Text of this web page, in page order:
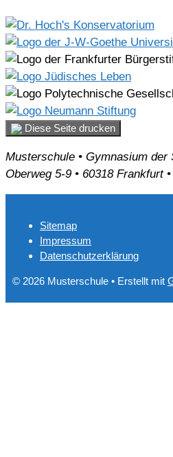
Diese Seite drucken
Musterschule • Gymnasium der
Oberweg 5-9 • 60318 Frankfurt
Sitemap
Impressum
Datenschutzerklärung
© 2026 Musterschule • Erstellt mit